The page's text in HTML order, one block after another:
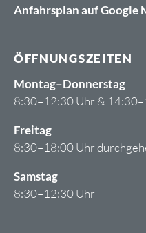
Anfahrsplan auf Google
ÖFFNUNGSZEITEN
Montag–Donnerstag
8:30–12:30 Uhr &
Freitag
8:30–18:00 Uhr
Samstag
8:30–12:30 Uhr